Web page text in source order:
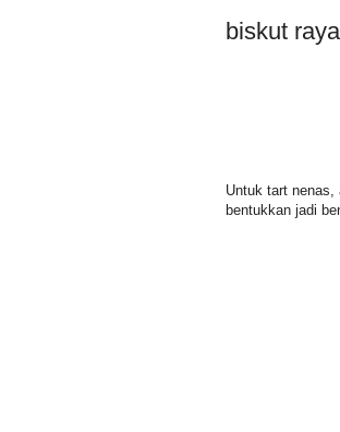
biskut
Untuk tart
bentukkan jadi